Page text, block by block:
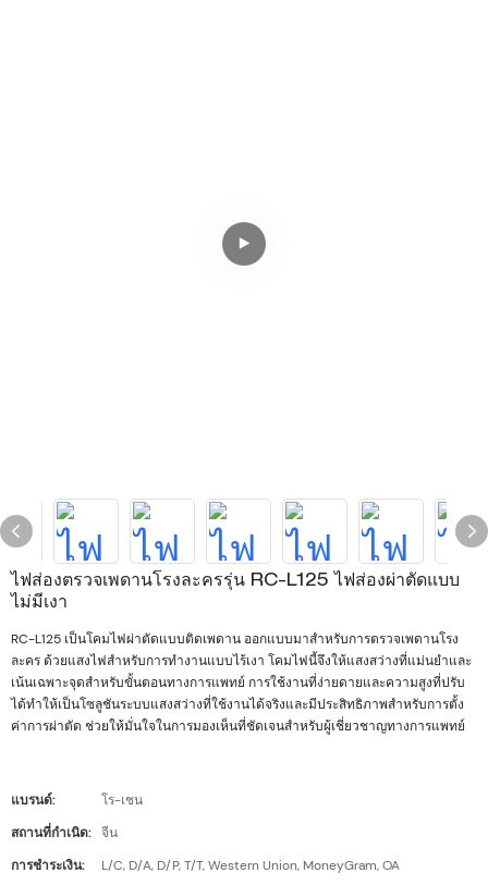
ไฟส่องตรวจเพดานโรงละครรุ่น RC-L125 ไฟส่องผ่าตัดแบบ
ไม่มีเงา
RC-L125 เป็นโคมไฟผ่าตัดแบบติดเพดาน ออกแบบมาสำหรับการตรวจเพดานโรง
ละคร ด้วยแสงไฟสำหรับการทำงานแบบไร้เงา โคมไฟนี้จึงให้แสงสว่างที่แม่นยำและ
เน้นเฉพาะจุดสำหรับขั้นตอนทางการแพทย์ การใช้งานที่ง่ายดายและความสูงที่ปรับ
ได้ทำให้เป็นโซลูชันระบบแสงสว่างที่ใช้งานได้จริงและมีประสิทธิภาพสำหรับการตั้ง
ค่าการผ่าตัด ช่วยให้มั่นใจในการมองเห็นที่ชัดเจนสำหรับผู้เชี่ยวชาญทางการแพทย์
แบรนด์:
โร-เชน
สถานที่กำเนิด:
จีน
การชำระเงิน:
L/C, D/A, D/P, T/T, Western Union, MoneyGram, OA